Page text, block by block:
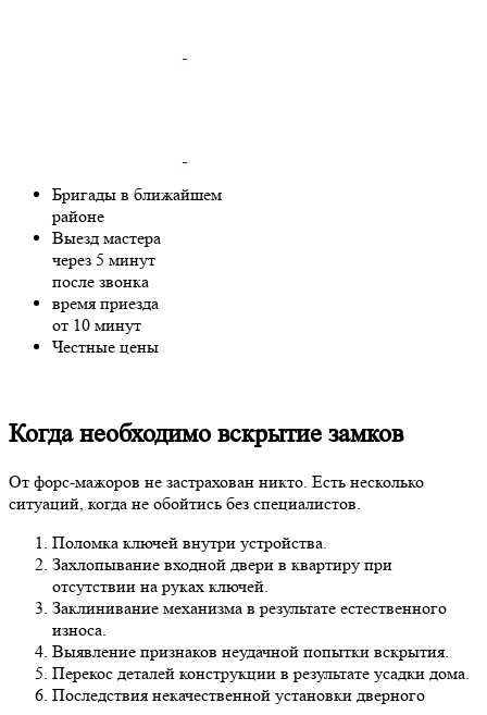
Бригады в ближайшем
районе
Выезд мастера
через 5 минут
после звонка
время приезда
от 10 минут
Честные цены
Когда необходимо вскрытие замков
От форс-мажоров не застрахован никто. Есть несколько
ситуаций, когда не обойтись без специалистов.
Поломка ключей внутри устройства.
Захлопывание входной двери в квартиру при
отсутствии на руках ключей.
Заклинивание механизма в результате естественного
износа.
Выявление признаков неудачной попытки вскрытия.
Перекос деталей конструкции в результате усадки дома.
Последствия некачественной установки дверного